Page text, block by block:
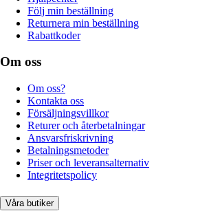
Följ min beställning
Returnera min beställning
Rabattkoder
Om oss
Om oss?
Kontakta oss
Försäljningsvillkor
Returer och återbetalningar
Ansvarsfriskrivning
Betalningsmetoder
Priser och leveransalternativ
Integritetspolicy
Våra butiker